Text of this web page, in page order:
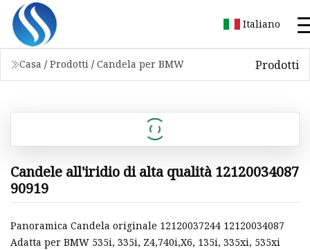
Italiano
Casa / Prodotti / Candela per BMW Prodotti
Candele all'iridio di alta qualità 12120034087
90919
Panoramica Candela originale 12120037244 12120034087
Adatta per BMW 535i, 335i, Z4,740i,X6, 135i, 335xi, 535xi